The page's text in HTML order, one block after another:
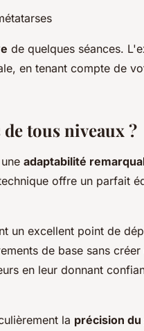
de quelques séances.
en tenant compte de
tous niveaux ?
adaptabilité
offre un parfait
un excellent point de
de base sans
en leur donnant
la précision